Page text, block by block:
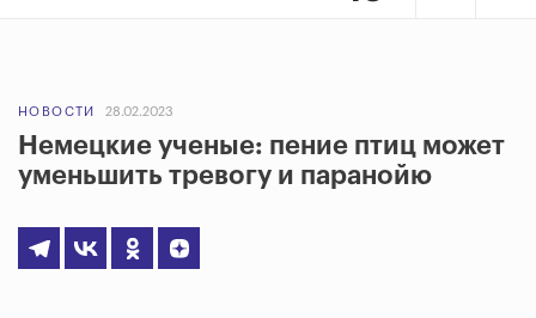
НОВОСТИ 28.02.2023
Немецкие ученые: пение птиц может
уменьшить тревогу и паранойю